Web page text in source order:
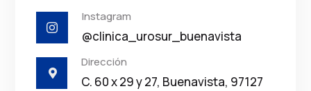

Instagram
@clinica_urosur_buenavista

Dirección
C. 60 x 29 y 27, Buenavista, 97127